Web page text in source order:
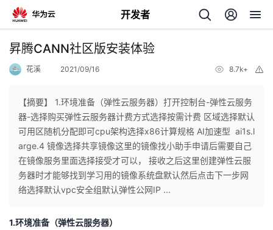
开发者
返
个
人
我
昇腾CANN社区版安装体验
花溪 2021/09/16 8.7k+
【摘要】 1.环境准备（弹性云服务器）打开控制台-弹性云服务
器-选择购买弹性云服务器计费方式选择按需计费 区域选择默认
可用区随机分配即可cpu架构选择x86计算规格 AI加速型 ai1s.l
arge.4 镜像选择共享镜像这里的镜像找小助手申请后需要自己
在镜像服务里面选择接受才可以， 接收之后这里创建弹性云服
务器时才能够找到学习用的镜像系统盘默认然后点击下一步网
络选择默认vpc安全组默认弹性公网IP ...
1.环境准备（弹性云服务器）